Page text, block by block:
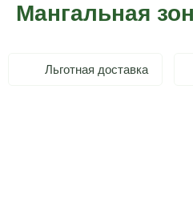
Мангальная
Льготная доставка